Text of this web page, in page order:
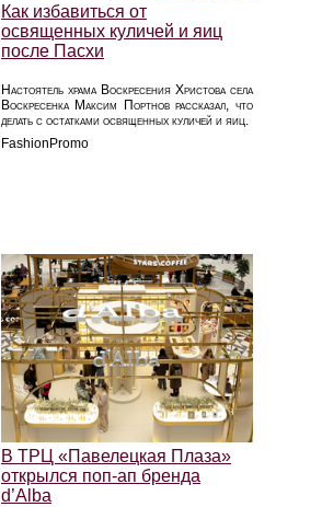
Как избавиться от
освященных куличей и яиц
после Пасхи
Настоятель храма Воскресения Христова села
Воскресенка Максим Портнов рассказал, что
делать с остатками освященных куличей и яиц.
FashionPromo
В ТРЦ «Павелецкая Плаза»
открылся поп-ап бренда
d’Alba